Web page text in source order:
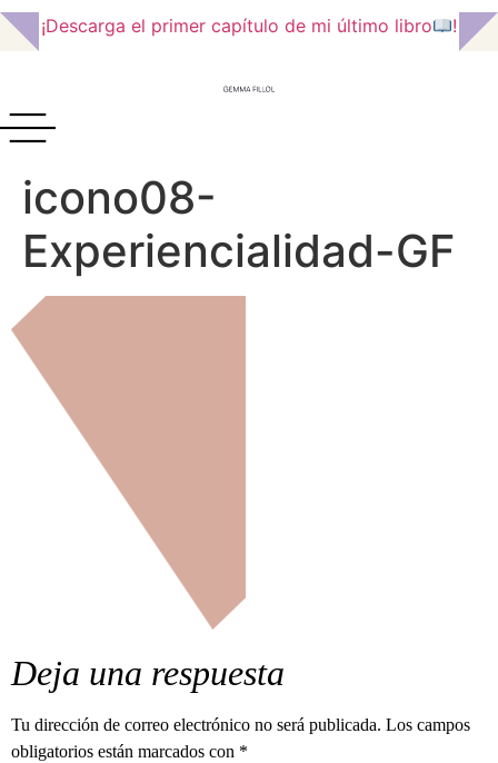
¡Descarga el primer capítulo de mi último libro !
icono08-
Experiencialidad-GF
Deja una respuesta
Tu dirección de correo electrónico no será publicada. Los campos
obligatorios están marcados con *